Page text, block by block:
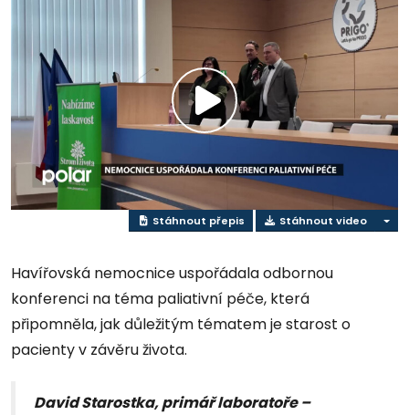
Přehrát
video
Stáhnout přepis Stáhnout video
Havířovská nemocnice uspořádala odbornou
konferenci na téma paliativní péče, která
připomněla, jak důležitým tématem je starost o
pacienty v závěru života.
David Starostka, primář laboratoře –